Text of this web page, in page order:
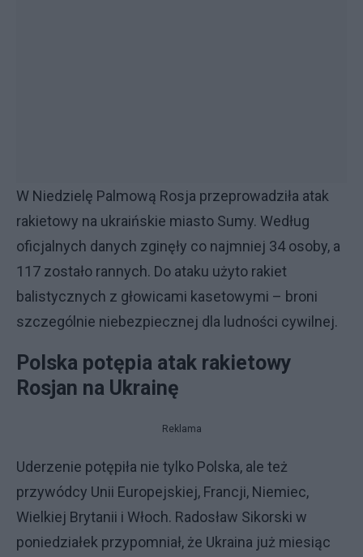
W Niedzielę Palmową Rosja przeprowadziła atak
rakietowy na ukraińskie miasto Sumy. Według
oficjalnych danych zginęły co najmniej 34 osoby, a
117 zostało rannych. Do ataku użyto rakiet
balistycznych z głowicami kasetowymi – broni
szczególnie niebezpiecznej dla ludności cywilnej.
Polska potępia atak rakietowy
Rosjan na Ukrainę
Reklama
Uderzenie potępiła nie tylko Polska, ale też
przywódcy Unii Europejskiej, Francji, Niemiec,
Wielkiej Brytanii i Włoch. Radosław Sikorski w
poniedziałek przypomniał, że Ukraina już miesiąc